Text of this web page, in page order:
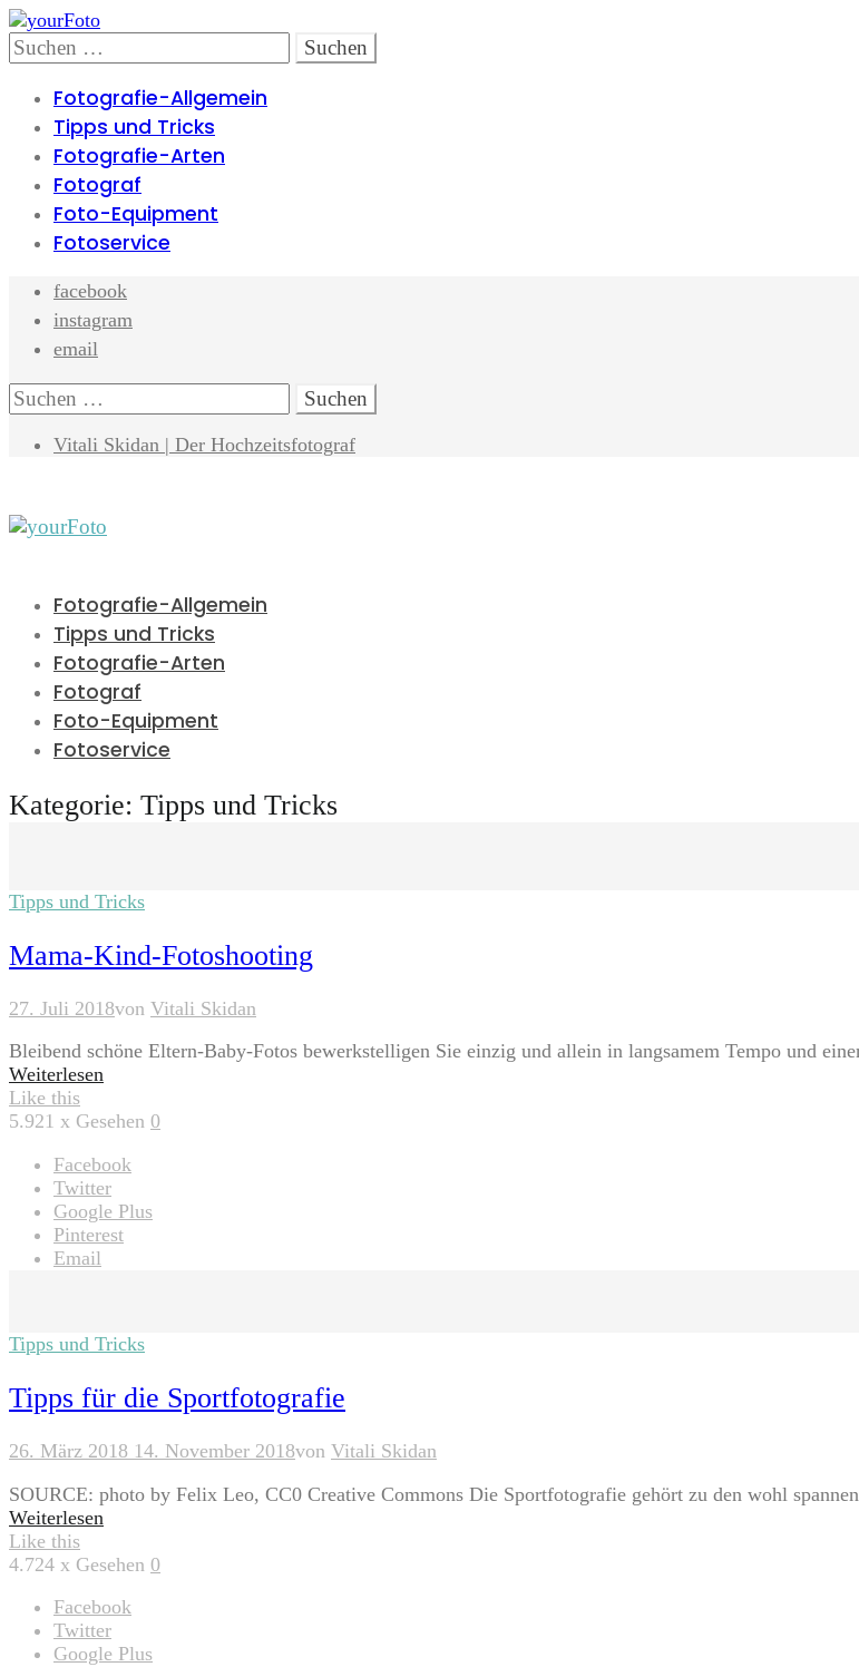
Skip
to
navigation
Skip
to
content
Search
Suchen
nach:
Fotografie-Allgemein
Tipps und Tricks
Fotografie-Arten
Fotograf
Foto-Equipment
Fotoservice
facebook
instagram
email
Search
Suchen
nach:
Vitali Skidan | Der Hochzeitsfotograf
Fotografie-Allgemein
Tipps und Tricks
Fotografie-Arten
Fotograf
Foto-Equipment
Fotoservice
Kategorie: Tipps und Tricks
Tipps und Tricks
Mama-Kind-Fotoshooting
27. Juli 2018von Vitali Skidan
Bleibend schöne Eltern-Baby-Fotos bewerkstelligen Sie einzig und allein in langsamem Tempo und
Weiterlesen
Like this
5.921 x Gesehen 0
Facebook
Twitter
Google Plus
Pinterest
Email
Tipps und Tricks
Tipps für die Sportfotografie
26. März 2018 14. November 2018von Vitali Skidan
SOURCE: photo by Felix Leo, CC0 Creative Commons Die Sportfotografie gehört zu den wohl
Weiterlesen
Like this
4.724 x Gesehen 0
Facebook
Twitter
Google Plus